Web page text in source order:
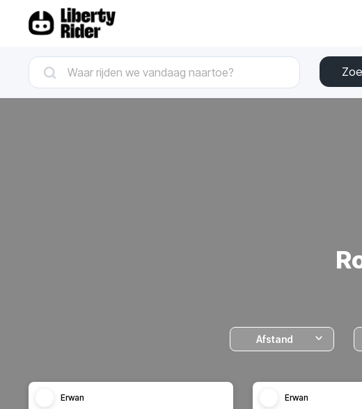
Afstand
Erwan Erwan